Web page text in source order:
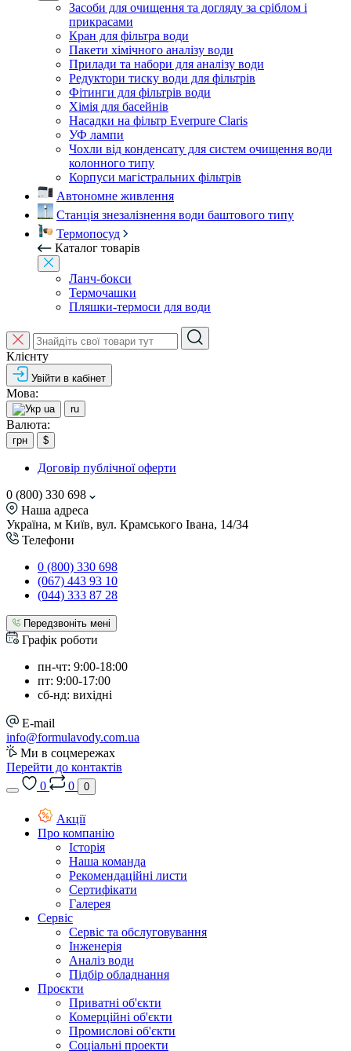
Засоби для очищення та догляду за сріблом і
прикрасами
Кран для фільтра води
Пакети хімічного аналізу води
Прилади та набори для аналізу води
Редуктори тиску води для фільтрів
Фітинги для фільтрів води
Хімія для басейнів
Насадки на фільтр Everpure Claris
УФ лампи
Чохли від конденсату для систем очищення води
колонного типу
Корпуси магістральних фільтрів
Автономне живлення
Станція знезалізнення води баштового типу
Термопосуд
Каталог товарів
Ланч-бокси
Термочашки
Пляшки-термоси для води
Клієнту
Увійти в кабінет
Мова:
ua ru
Валюта:
грн $
Договір публічної оферти
0 (800) 330 698
Наша адреса
Україна, м Київ, вул. Крамського Івана, 14/34
Телефони
0 (800) 330 698
(067) 443 93 10
(044) 333 87 28
Передзвоніть мені
Графік роботи
пн-чт: 9:00-18:00
пт: 9:00-17:00
сб-нд: вихідні
E-mail
info@formulavody.com.ua
Ми в соцмережах
Перейти до контактів
0
0 0
Акції
Про компанію
Історія
Наша команда
Рекомендаційні листи
Сертифікати
Галерея
Сервіс
Сервіс та обслуговування
Інженерія
Аналіз води
Підбір обладнання
Проєкти
Приватні об'єкти
Комерційні об'єкти
Промислові об'єкти
Соціальні проекти